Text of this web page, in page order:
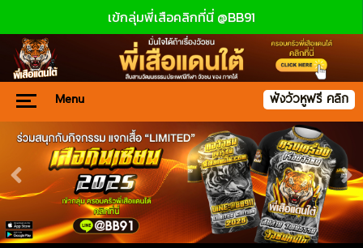
เข้กลุ่มพี่เสือคลิกที่นี่ @BB91
Menu ฟังวัวหูฟรี คลิก